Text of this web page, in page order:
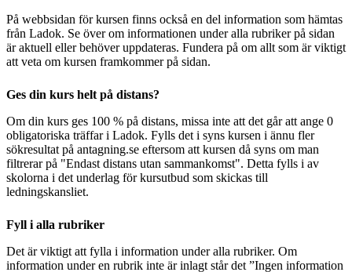
På webbsidan för kursen finns också en del information som hämtas
från Ladok. Se över om informationen under alla rubriker på sidan
är aktuell eller behöver uppdateras. Fundera på om allt som är viktigt
att veta om kursen framkommer på sidan.
Ges din kurs helt på distans?
Om din kurs ges 100 % på distans, missa inte att det går att ange 0
obligatoriska träffar i Ladok. Fylls det i syns kursen i ännu fler
sökresultat på antagning.se eftersom att kursen då syns om man
filtrerar på "Endast distans utan sammankomst". Detta fylls i av
skolorna i det underlag för kursutbud som skickas till
ledningskansliet.
Fyll i alla rubriker
Det är viktigt att fylla i information under alla rubriker. Om
information under en rubrik inte är inlagt står det ”Ingen information